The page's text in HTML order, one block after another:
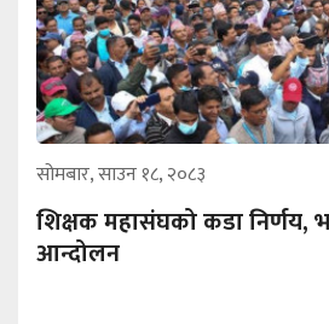
सोमबार, साउन १८, २०८३
शिक्षक महासंघको कडा निर्णय,
आन्दोलन